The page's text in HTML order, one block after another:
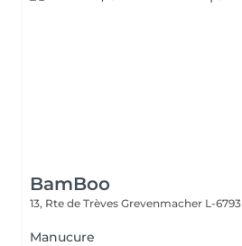
BamBoo
13, Rte de Trèves Grevenmacher L-6793
Manucure